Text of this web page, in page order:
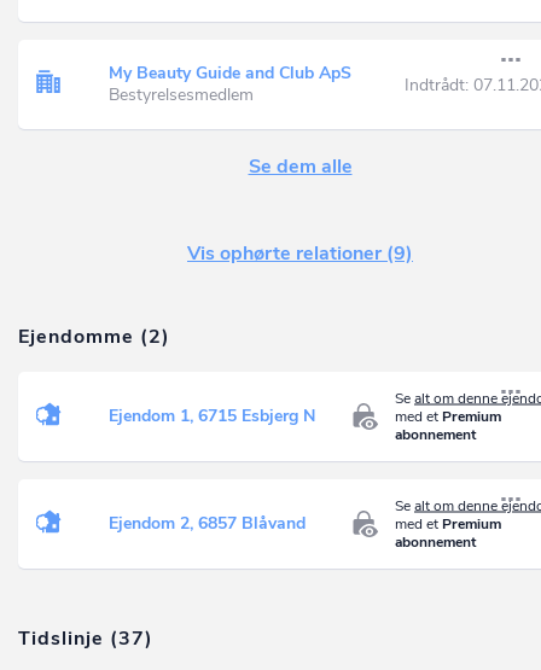
My Beauty Guide and Club ApS
Bestyrelsesmedlem
Indtrådt:
Se dem alle
Vis ophørte relationer (9)
Ejendomme (2)
Sealt om denne
med et Premium
abonnement
Ejendom 1, 6715 Esbjerg N
Sealt om denne
med et Premium
abonnement
Ejendom 2, 6857 Blåvand
Tidslinje (37)